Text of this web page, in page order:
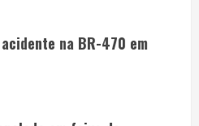
na BR-470 em